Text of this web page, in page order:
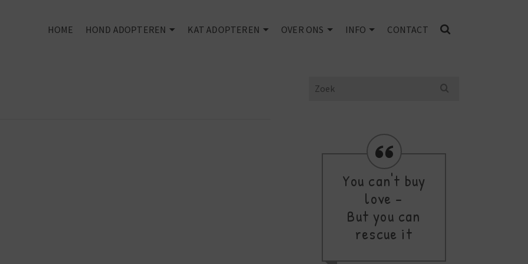
HOME HOND ADOPTEREN KAT ADOPTEREN OVER ONS INFO CONTACT
Search
You can't buy
love -
But you can
rescue it